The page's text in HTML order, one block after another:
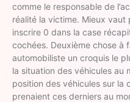
comme le responsable de
réalité la victime. Mieux
inscrire 0 dans la case
cochées. Deuxième chose à
automobiliste un croquis le
la situation des véhicules au
position des véhicules sur la
prenaient ces derniers au